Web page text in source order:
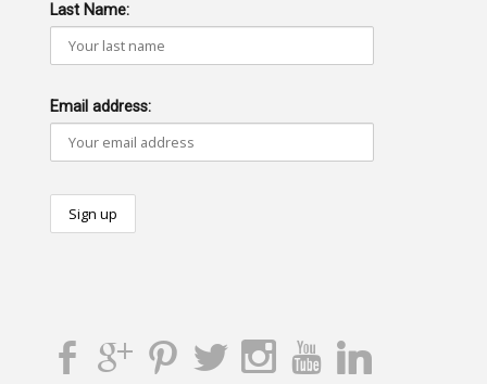
Last Name:
Email address: